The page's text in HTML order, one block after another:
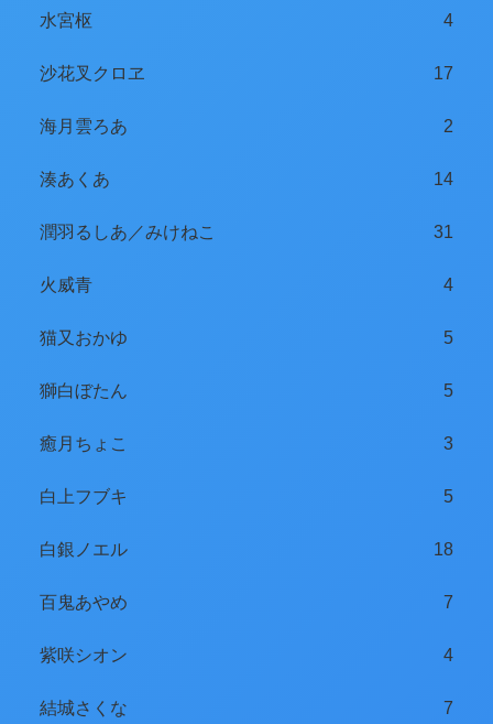
水宮枢 4
沙花叉クロヱ 17
海月雲ろあ 2
湊あくあ 14
潤羽るしあ／みけねこ 31
火威青 4
猫又おかゆ 5
獅白ぼたん 5
癒月ちょこ 3
白上フブキ 5
白銀ノエル 18
百鬼あやめ 7
紫咲シオン 4
結城さくな 7